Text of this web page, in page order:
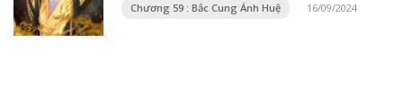
Chương 59 : Bắc Cung Ánh Huệ 16/09/2024